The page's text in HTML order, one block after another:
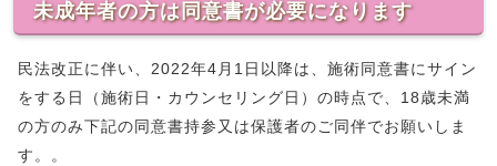
未成年者の方は同意書が必要になります
民法改正に伴い、2022年4月1日以降は、施術同意書にサイン
をする日（施術日・カウンセリング日）の時点で、18歳未満
の方のみ下記の同意書持参又は保護者のご同伴でお願いしま
す。。